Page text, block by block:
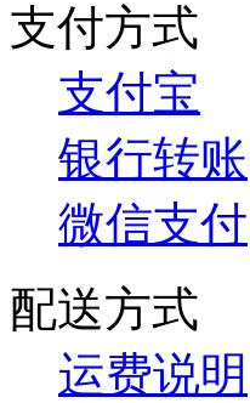
支付方式
支付宝
银行转账
微信支付
配送方式
运费说明